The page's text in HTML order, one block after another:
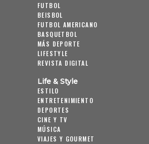
FUTBOL
BEISBOL
FUTBOL AMERICANO
BASQUETBOL
MÁS DEPORTE
LIFESTYLE
REVISTA DIGITAL
Life & Style
ESTILO
ENTRETENIMIENTO
DEPORTES
CINE Y TV
MÚSICA
VIAJES Y GOURMET